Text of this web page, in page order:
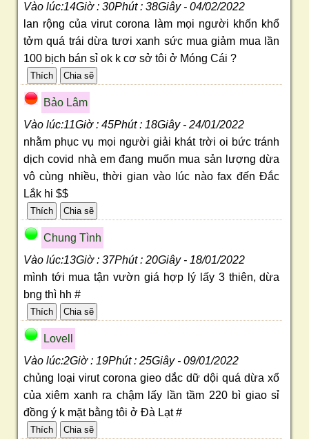
Vào lúc:14Giờ : 30Phút : 38Giây - 04/02/2022
lan rộng của virut corona làm mọi người khốn khổ
tởm quá trái dừa tươi xanh sức mua giảm mua lần
100 bịch bán sỉ ok k cơ sở tôi ở Móng Cái ?
Bảo Lâm
Vào lúc:11Giờ : 45Phút : 18Giây - 24/01/2022
nhằm phục vụ mọi người giải khát trời oi bức tránh
dịch covid nhà em đang muốn mua sản lượng dừa
vô cùng nhiều, thời gian vào lúc nào fax đến Đắc
Lắk hi $$
Chung Tình
Vào lúc:13Giờ : 37Phút : 20Giây - 18/01/2022
mình tới mua tận vườn giá hợp lý lấy 3 thiên, dừa
bng thì hh #
Lovell
Vào lúc:2Giờ : 19Phút : 25Giây - 09/01/2022
chủng loại virut corona gieo dắc dữ dội quá dừa xổ
của xiêm xanh ra chậm lấy lần tầm 220 bì giao sỉ
đồng ý k mặt bằng tôi ở Đà Lạt #